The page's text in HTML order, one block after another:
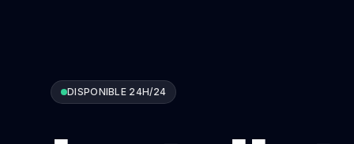
DISPONIBLE 24H/24